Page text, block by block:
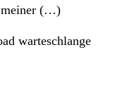
meiner (…)
warteschlange